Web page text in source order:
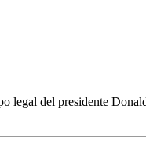
legal del presidente